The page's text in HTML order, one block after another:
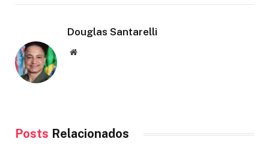
Douglas Santarelli
Site
Posts Relacionados